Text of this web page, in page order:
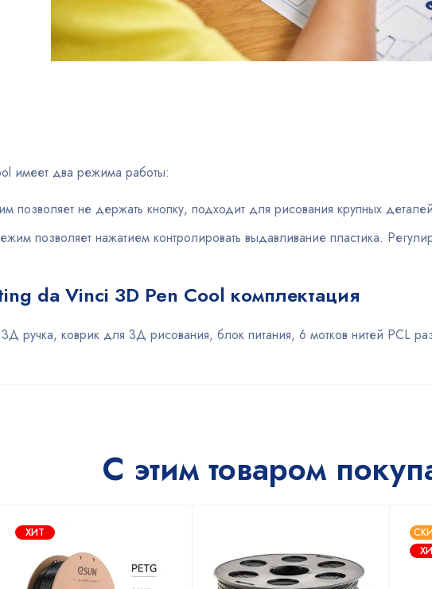
имеет два режима работы:
позволяет не держать кнопку, подходит для рисования крупных
позволяет нажатием контролировать выдавливание пластика.
da Vinci 3D Pen Cool комплектация
3Д ручка, коврик для 3Д рисования, блок питания, 6 мотков нитей PCL
С этим товаром
ХИТ